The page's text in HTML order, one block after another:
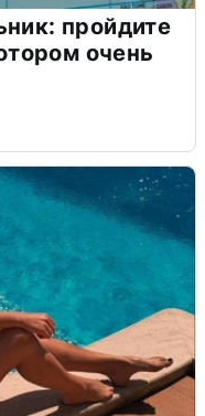
пройдите
очень